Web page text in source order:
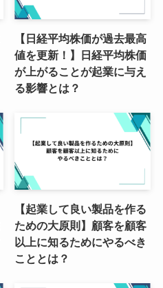
【日経平均株価が過去最高
値を更新！】日経平均株価
が上がることが起業に与え
る影響とは？
【起業して良い製品を作る
ための大原則】顧客を顧客
以上に知るためにやるべき
こととは？